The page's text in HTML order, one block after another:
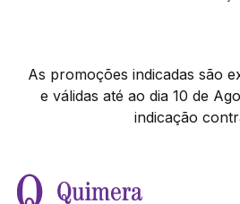
As promoções indicadas são
e válidas até ao dia 10 de
indicação